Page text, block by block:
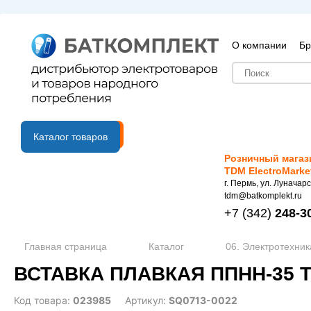
О компании
B2B портал
Каталог товаров
Розничный
TDM
г. Пермь, ул.
tdm@batkomplekt.ru
+7 (342) 248-
Главная страница Каталог 06.
ВСТАВКА ПЛАВКАЯ ППНН-35
Код товара: 023985 Артикул: SQ0713-0022